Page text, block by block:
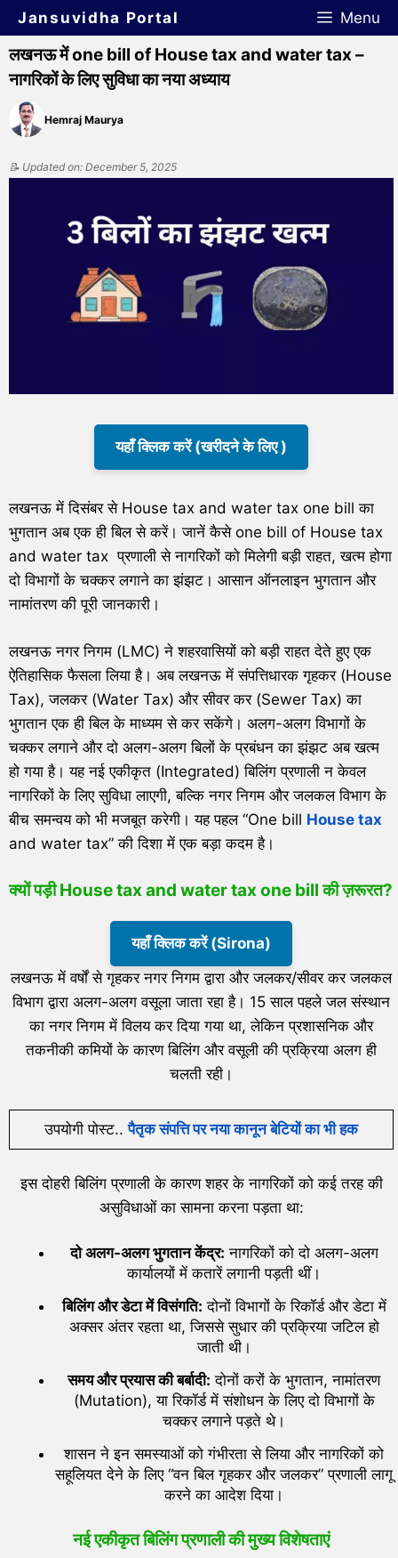
Jansuvidha Portal Menu
लखनऊ में one bill of House tax and water tax –
नागरिकों के लिए सुविधा का नया अध्याय
Hemraj Maurya
📝 Updated on: December 5, 2025
यहाँ क्लिक करें (खरीदने के लिए )
लखनऊ में दिसंबर से House tax and water tax one bill का
भुगतान अब एक ही बिल से करें। जानें कैसे one bill of House tax
and water tax प्रणाली से नागरिकों को मिलेगी बड़ी राहत, खत्म होगा
दो विभागों के चक्कर लगाने का झंझट। आसान ऑनलाइन भुगतान और
नामांतरण की पूरी जानकारी।
लखनऊ नगर निगम (LMC) ने शहरवासियों को बड़ी राहत देते हुए एक
ऐतिहासिक फैसला लिया है। अब लखनऊ में संपत्तिधारक गृहकर (House
Tax), जलकर (Water Tax) और सीवर कर (Sewer Tax) का
भुगतान एक ही बिल के माध्यम से कर सकेंगे। अलग-अलग विभागों के
चक्कर लगाने और दो अलग-अलग बिलों के प्रबंधन का झंझट अब खत्म
हो गया है। यह नई एकीकृत (Integrated) बिलिंग प्रणाली न केवल
नागरिकों के लिए सुविधा लाएगी, बल्कि नगर निगम और जलकल विभाग के
बीच समन्वय को भी मजबूत करेगी। यह पहल “One bill House tax
and water tax” की दिशा में एक बड़ा कदम है।
क्यों पड़ीHouse tax and water tax one billकी ज़रूरत?
यहाँ क्लिक करें (Sirona)
लखनऊ में वर्षों से गृहकर नगर निगम द्वारा और जलकर/सीवर कर जलकल
विभाग द्वारा अलग-अलग वसूला जाता रहा है। 15 साल पहले जल संस्थान
का नगर निगम में विलय कर दिया गया था, लेकिन प्रशासनिक और
तकनीकी कमियों के कारण बिलिंग और वसूली की प्रक्रिया अलग ही
चलती रही।
उपयोगी पोस्ट..पैतृक संपत्ति पर नया कानून बेटियों का भी हक
इस दोहरी बिलिंग प्रणाली के कारण शहर के नागरिकों को कई तरह की
असुविधाओं का सामना करना पड़ता था:
दो अलग-अलग भुगतान केंद्र: नागरिकों को दो अलग-अलग
कार्यालयों में कतारें लगानी पड़ती थीं।
बिलिंग और डेटा में विसंगति: दोनों विभागों के रिकॉर्ड और डेटा में
अक्सर अंतर रहता था, जिससे सुधार की प्रक्रिया जटिल हो
जाती थी।
समय और प्रयास की बर्बादी: दोनों करों के भुगतान, नामांतरण
(Mutation), या रिकॉर्ड में संशोधन के लिए दो विभागों के
चक्कर लगाने पड़ते थे।
शासन ने इन समस्याओं को गंभीरता से लिया और नागरिकों को
सहूलियत देने के लिए “वन बिल गृहकर और जलकर” प्रणाली लागू
करने का आदेश दिया।
नई एकीकृत बिलिंग प्रणाली की मुख्य विशेषताएं